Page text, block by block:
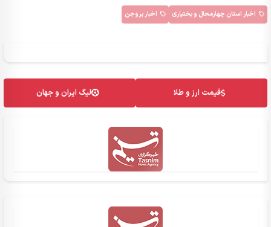
اخبار استان چهارمحال و بختیاری اخبار بروجن
قیمت ارز و طلا لیگ ایران و جهان